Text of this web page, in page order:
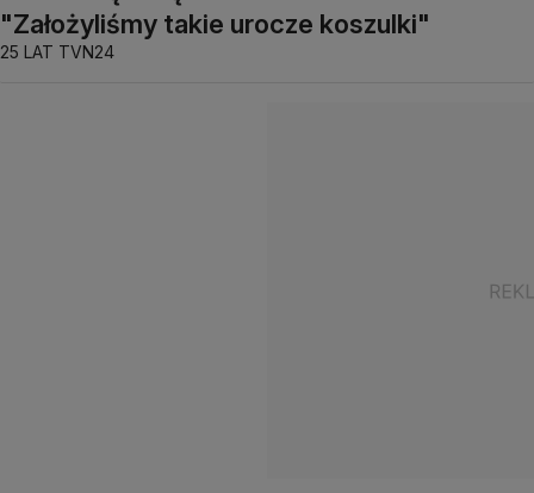
"Założyliśmy takie urocze koszulki"
25 LAT TVN24